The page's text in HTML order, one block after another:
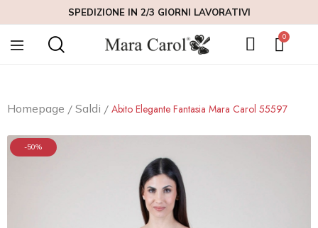
SPEDIZIONE IN 2/3 GIORNI LAVORATIVI
Homepage Saldi Abito Elegante Fantasia Mara Carol 55597
-50%